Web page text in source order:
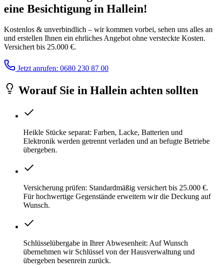
eine Besichtigung in Hallein!
Kostenlos & unverbindlich – wir kommen vorbei, sehen uns alles an
und erstellen Ihnen ein ehrliches Angebot ohne versteckte Kosten.
Versichert bis 25.000 €.
Jetzt anrufen: 0680 230 87 00
Worauf Sie in Hallein achten sollten
Heikle Stücke separat: Farben, Lacke, Batterien und
Elektronik werden getrennt verladen und an befugte Betriebe
übergeben.
Versicherung prüfen: Standardmäßig versichert bis 25.000 €.
Für hochwertige Gegenstände erweitern wir die Deckung auf
Wunsch.
Schlüsselübergabe in Ihrer Abwesenheit: Auf Wunsch
übernehmen wir Schlüssel von der Hausverwaltung und
übergeben besenrein zurück.